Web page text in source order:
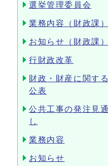
選挙管理委員会
業務内容（財政課）
お知らせ（財政課）
行財政改革
財政・財産に関する
公表
公共工事の発注見通
し
業務内容
お知らせ